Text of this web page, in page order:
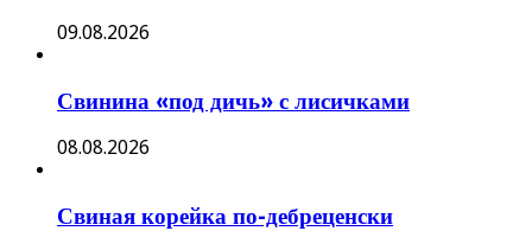
09.08.2026
Свинина «под дичь» с лисичками
08.08.2026
Свиная корейка по-дебреценски